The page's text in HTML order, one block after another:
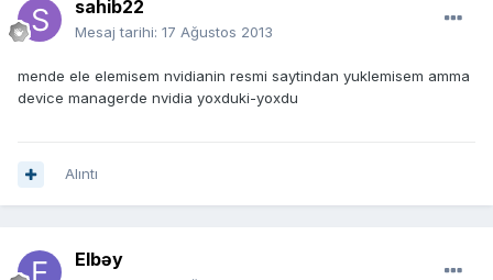
sahib22
Mesaj tarihi: 17 Ağustos 2013
mende ele elemisem nvidianin resmi saytindan yuklemisem amma
device managerde nvidia yoxduki-yoxdu
Alıntı
Elbəy